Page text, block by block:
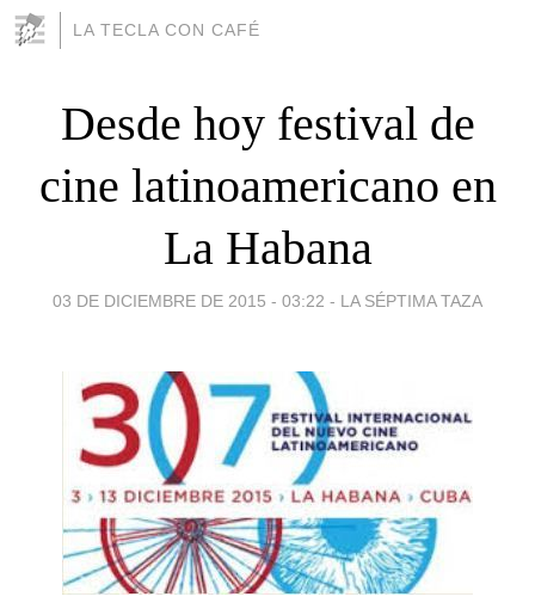
LA TECLA CON CAFÉ
Desde hoy festival de
cine latinoamericano en
La Habana
03 DE DICIEMBRE DE 2015 - 03:22 - LA SÉPTIMA TAZA